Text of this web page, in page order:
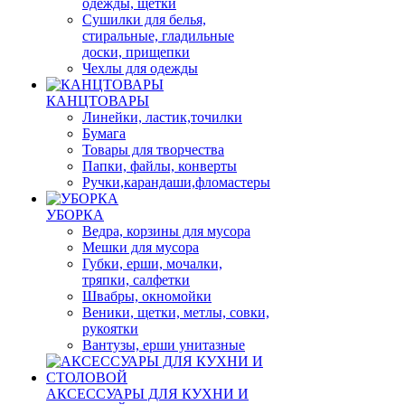
одежды, щетки
Сушилки для белья,
стиральные, гладильные
доски, прищепки
Чехлы для одежды
КАНЦТОВАРЫ
Линейки, ластик,точилки
Бумага
Товары для творчества
Папки, файлы, конверты
Ручки,карандаши,фломастеры
УБОРКА
Ведра, корзины для мусора
Мешки для мусора
Губки, ерши, мочалки,
тряпки, салфетки
Швабры, окномойки
Веники, щетки, метлы, совки,
рукоятки
Вантузы, ерши унитазные
АКСЕССУАРЫ ДЛЯ КУХНИ И